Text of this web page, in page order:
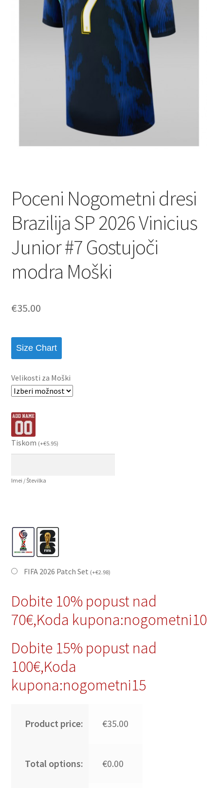
Poceni Nogometni dresi
Brazilija SP 2026 Vinicius
Junior #7 Gostujoči
modra Moški
€35.00
Size Chart
Velikosti za Moški
Tiskom (+€5.95)
Imei / Številka
FIFA 2026 Patch Set (+€2.98)
Dobite 10% popust nad
70€,Koda kupona:nogometni10
Dobite 15% popust nad
100€,Koda
kupona:nogometni15
Product price: €35.00
Total options: €0.00